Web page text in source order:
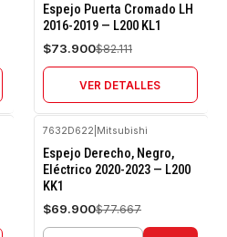
-10%
OFF
Espejo Puerta Cromado LH
2016-2019 — L200 KL1
$73.900$82.111
VER DETALLES
-10%
OFF
7632D622 Mitsubishi
Espejo Derecho, Negro,
Eléctrico 2020-2023 — L200
KK1
$69.900$77.667